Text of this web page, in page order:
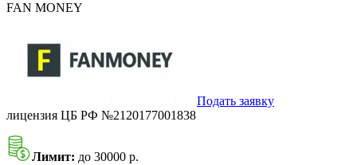
FAN MONEY
Подать заявку
лицензия ЦБ РФ №2120177001838
Лимит: до 30000 р.